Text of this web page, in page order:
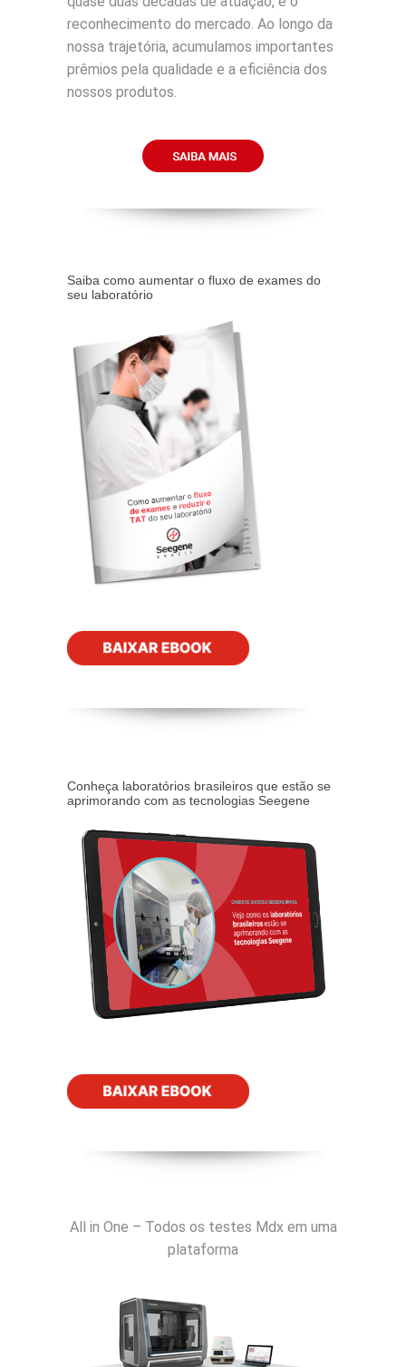
reconhecimento do mercado. Ao longo da
nossa trajetória, acumulamos importantes
prêmios pela qualidade e a eficiência dos
nossos produtos.
Saiba como aumentar o fluxo de exames do
seu laboratório
Conheça laboratórios brasileiros que estão se
aprimorando com as tecnologias Seegene
All in One – Todos os testes Mdx em uma
plataforma